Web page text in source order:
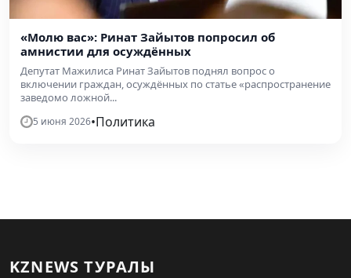
«Молю вас»: Ринат Зайытов попросил об
амнистии для осуждённых
Депутат Мажилиса Ринат Зайытов поднял вопрос о
включении граждан, осуждённых по статье «распространение
заведомо ложной...
5 июня 2026•Политика
KZNEWS ТУРАЛЫ